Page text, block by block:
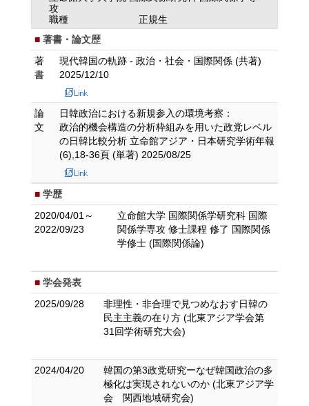
攻
職種
正規生
著書・論文歴
著
書
現代韓国の軌跡 - 政治・社会・国際関係 (共著)
2025/12/10
論
文
日韓政治における新規参入の環境考察：
政治的機会構造の分析枠組みを用いた政党レベル
の日韓比較分析 立命館アジア・日本研究学術年報
(6),18-36頁 (単著) 2025/08/25
学歴
2020/04/01～
2022/09/23
立命館大学 国際関係学研究科 国際
関係学専攻 修士課程 修了 国際関係
学修士 (国際関係論)
学会発表
2025/09/28
非理性・非合理で見つめなおす日韓の
民主主義の在り方 (北東アジア学会第
31回学術研究大会)
2024/04/20
韓国の第3政党研究ーなぜ韓国政治の多
極化は実現されないのか (北東アジア学
会 関西地域研究会)